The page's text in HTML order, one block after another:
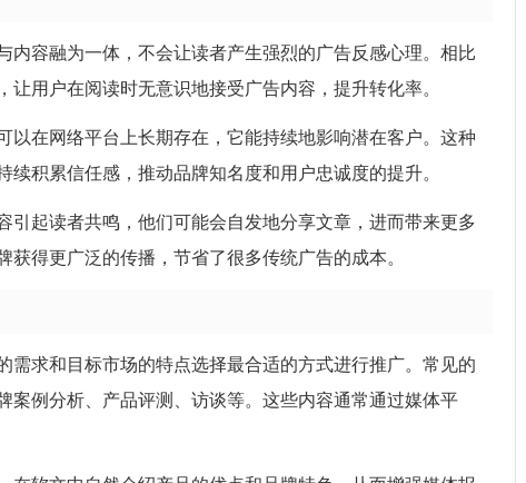
容融为一体，不会让读者产生强烈的广告反感心理。相比
用户在阅读时无意识地接受广告内容，提升转化率。
在网络平台上长期存在，它能持续地影响潜在客户。这种
积累信任感，推动品牌知名度和用户忠诚度的提升。
起读者共鸣，他们可能会自发地分享文章，进而带来更多
得更广泛的传播，节省了很多传统广告的成本。
求和目标市场的特点选择最合适的方式进行推广。常见的
案例分析、产品评测、访谈等。这些内容通常通过媒体平